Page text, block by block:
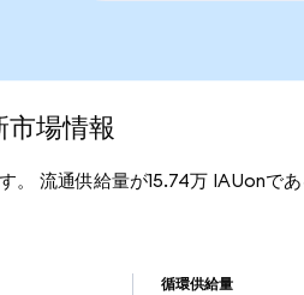
場情報
。 流通供給量が15.74万 IAUonで
循環供給量